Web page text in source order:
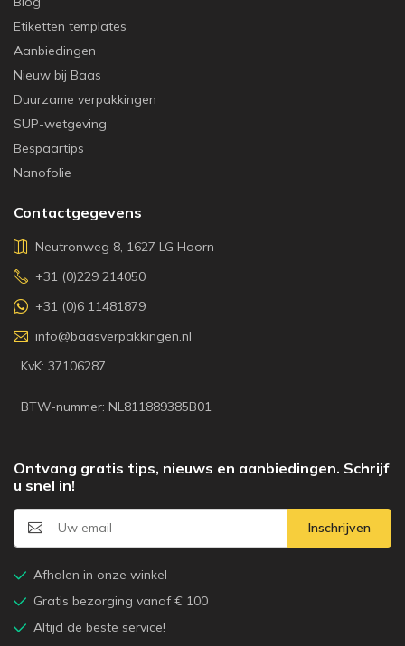
Etiketten templates
Aanbiedingen
Nieuw bij Baas
Duurzame verpakkingen
SUP-wetgeving
Bespaartips
Nanofolie
Contactgegevens
Neutronweg 8, 1627 LG Hoorn
+31 (0)229 214050
+31 (0)6 11481879
info@baasverpakkingen.nl
KvK: 37106287
BTW-nummer: NL811889385B01
Ontvang gratis tips, nieuws en aanbiedingen. Schrijf
u snel in!
Inschrijven
Afhalen in onze winkel
Gratis bezorging vanaf € 100
Altijd de beste service!